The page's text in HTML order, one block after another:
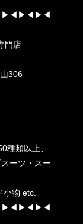
門店
306
種類以上、
ーツ・スー
物 etc.